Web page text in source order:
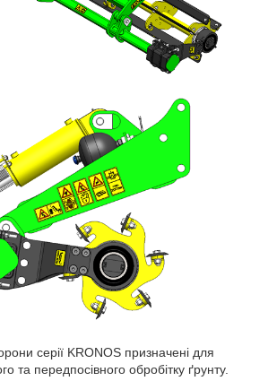
серії KRONOS призначені для
та передпосівного обробітку ґрунту.